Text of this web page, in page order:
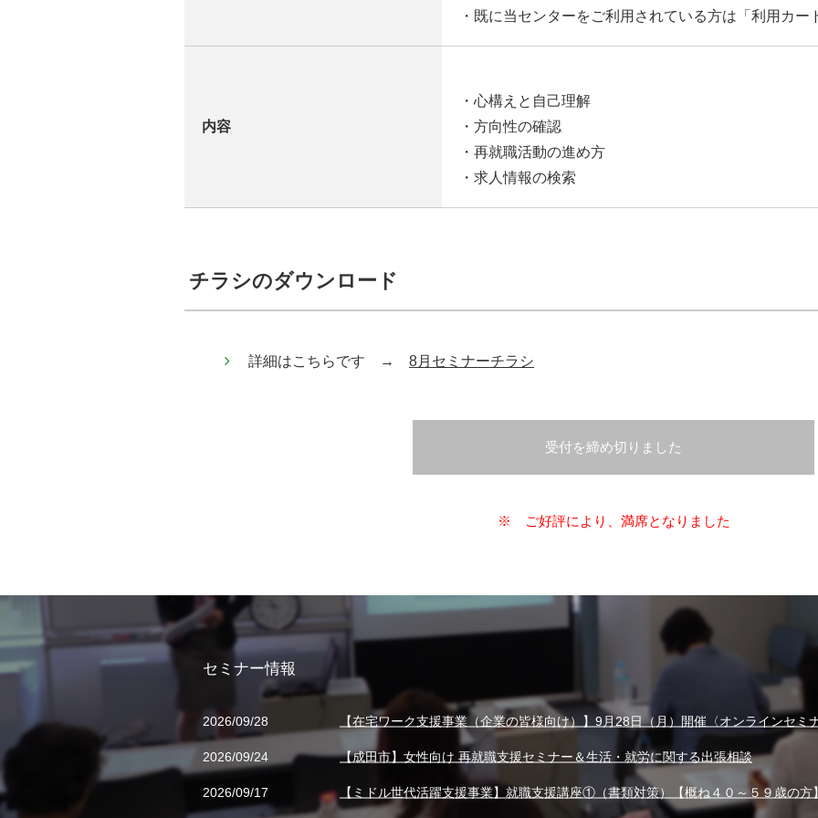
・既に当センターをご利用されている方は「利用カー
内容
・心構えと自己理解
・方向性の確認
・再就職活動の進め方
・求人情報の検索
チラシのダウンロード
詳細はこちらです → 8月セミナーチラシ
受付を締め切りました
※ ご好評により、満席となりました
セミナー情報
2026/09/28 【在宅ワーク支援事業（企業の皆様向け）】9月28日（月）開催〈オンラインセミ
2026/09/24 【成田市】女性向け 再就職支援セミナー＆生活・就労に関する出張相談
2026/09/17 【ミドル世代活躍支援事業】就職支援講座①（書類対策）【概ね４０～５９歳の方